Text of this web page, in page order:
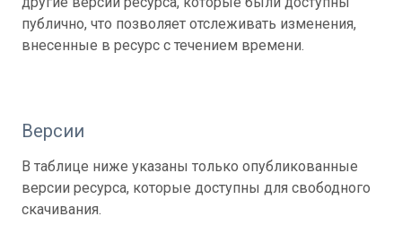
публично, что позволяет отслеживать изменения,
внесенные в ресурс с течением времени.
Версии
В таблице ниже указаны только опубликованные
версии ресурса, которые доступны для свободного
скачивания.